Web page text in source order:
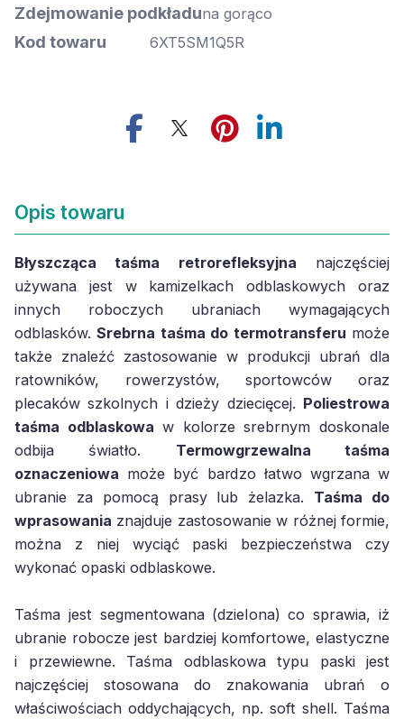
Zdejmowanie podkładuna gorąco
Kod towaru 6XT5SM1Q5R
Opis towaru
Błyszcząca taśma retrorefleksyjna najczęściej
używana jest w kamizelkach odblaskowych oraz
innych roboczych ubraniach wymagających
odblasków.Srebrna taśma do termotransferu może
także znaleźć zastosowanie w produkcji ubrań dla
ratowników, rowerzystów, sportowców oraz
plecaków szkolnych i dzieży dziecięcej. Poliestrowa
taśma odblaskowa w kolorze srebrnym doskonale
odbija światło. Termowgrzewalna taśma
oznaczeniowa może być bardzo łatwo wgrzana w
ubranie za pomocą prasy lub żelazka. Taśma do
wprasowania znajduje zastosowanie w różnej formie,
można z niej wyciąć paski bezpieczeństwa czy
wykonać opaski odblaskowe.
Taśma jest segmentowana (dzielona) co sprawia, iż
ubranie robocze jest bardziej komfortowe, elastyczne
i przewiewne. Taśma odblaskowa typu paski jest
najczęściej stosowana do znakowania ubrań o
właściwościach oddychających, np. soft shell. Taśma